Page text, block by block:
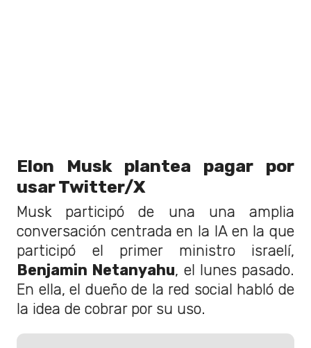
Elon Musk plantea pagar por
usar Twitter/X
Musk participó de una una amplia
conversación centrada en la IA en la que
participó el primer ministro israelí,
Benjamin Netanyahu, el lunes pasado.
En ella, el dueño de la red social habló de
la idea de cobrar por su uso.